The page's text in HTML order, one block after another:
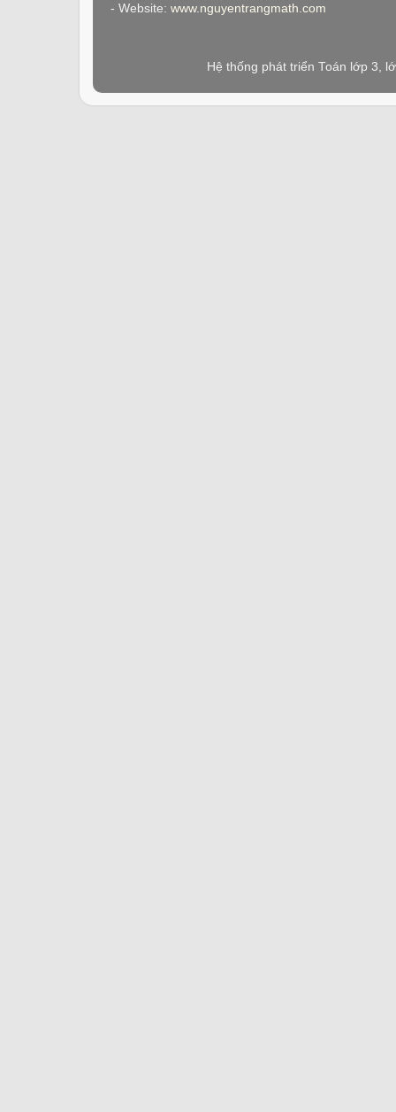
- Website: www.nguyentrangmath.com
Hệ thống phát triển Toán lớp 3,